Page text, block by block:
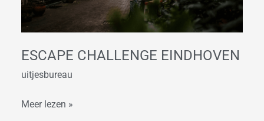
ESCAPE CHALLENGE EINDHOVEN
uitjesbureau
Meer lezen »